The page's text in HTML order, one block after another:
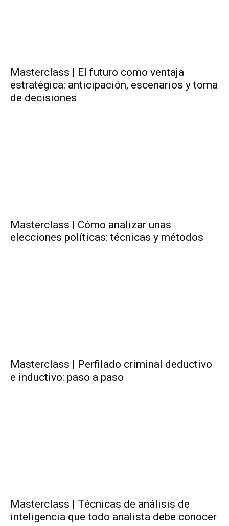
Masterclass | El futuro como ventaja
estratégica: anticipación, escenarios y toma
de decisiones
Masterclass | Cómo analizar unas
elecciones políticas: técnicas y métodos
Masterclass | Perfilado criminal deductivo
e inductivo: paso a paso
Masterclass | Técnicas de análisis de
inteligencia que todo analista debe conocer